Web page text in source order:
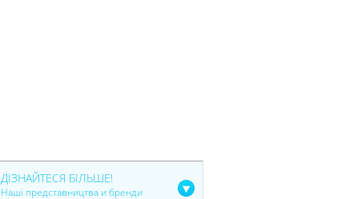
ДІЗНАЙТЕСЯ БІЛЬШЕ!
Наші представництва и бренди